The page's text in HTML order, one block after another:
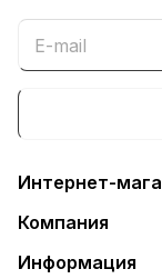
Интернет-
Компания
Информация